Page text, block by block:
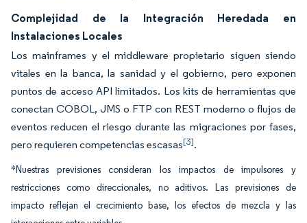
Complejidad de la Integración Heredada en
Instalaciones Locales
Los mainframes y el middleware propietario siguen siendo
vitales en la banca, la sanidad y el gobierno, pero exponen
puntos de acceso API limitados. Los kits de herramientas que
conectan COBOL, JMS o FTP con REST moderno o flujos de
eventos reducen el riesgo durante las migraciones por fases,
pero requieren competencias escasas[3].
*Nuestras previsiones consideran los impactos de impulsores y
restricciones como direccionales, no aditivos. Las previsiones de
impacto reflejan el crecimiento base, los efectos de mezcla y las